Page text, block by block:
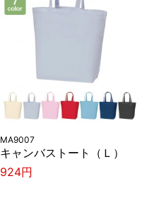
MA9007
キャンバストート（Ｌ）
924円